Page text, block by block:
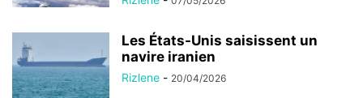
Les États-Unis saisissent un
navire iranien
Rizlene - 20/04/2026